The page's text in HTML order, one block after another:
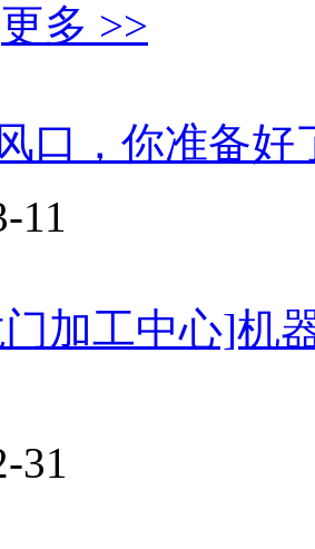
更多 >>
口，你准备好
11
加工中心]机
31